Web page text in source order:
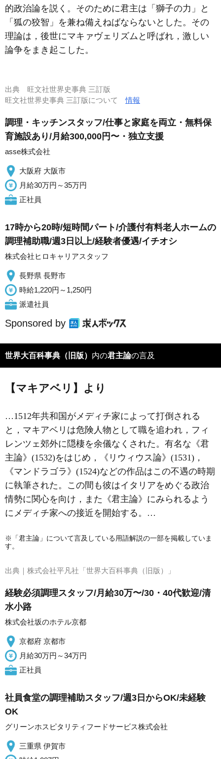
的政治論を説く。そのために君主は「獅子の力」と
「狐の狡智」を兼ね備えねばならないとした。その
理論は，後世にマキァヴェリズムと呼ばれ，激しい
論争をまき起こした。
出典 旺文社世界史事典 三訂版
旺文社世界史事典 三訂版について情報
調理・キッチンスタッフ/仕事と家庭を両立・無料保
育施設あり/月給300,000円〜・独立支援
asse株式会社
大阪府 大阪市
月給30万円～35万円
正社員
17時から20時/短時間パート/介護付有料老人ホームの
調理補助職/週3日以上/経験者優遇/イチオシ
株式会社ヒロキャリアスタッフ
長野県 長野市
時給1,220円～1,250円
派遣社員
Sponsored by
世界大百科事典（旧版） 内の君主論の言及
【マキアベリ】より
…1512年共和国がメディチ家によって打倒される
と，マキアベリは危険人物として職を追われ，フィ
レンツェ郊外に隠棲を余儀なくされた。有名な《君
主論》(1532)をはじめ，《リウィウス論》(1531)，
《マンドラゴラ》(1524)などの作品はこの不遇の時期
に執筆された。この間も彼はイタリアをめぐる政治
情勢に関心を向け，また《君主論》にみられるよう
にメディチ家への接近を開始する。…
※「君主論」について言及している用語解説の一部を掲載していま
す。
出典｜ 株式会社平凡社「世界大百科事典（旧版）」
経験必須調理スタッフ/月給30万〜/30・40代歓迎/清
水小路
株式会社坂のホテル京都
京都府 京都市
月給30万円～34万円
正社員
社員食堂の調理補助スタッフ/週3日からOK/未経験
OK
グリーンホスピタリティフードサービス株式会社
三重県 伊賀市